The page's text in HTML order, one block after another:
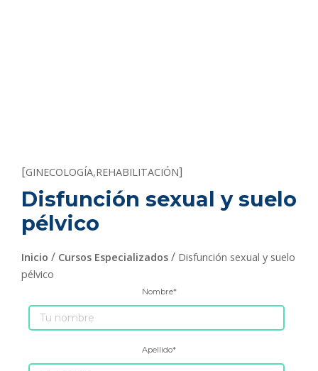
[GINECOLOGÍA,REHABILITACIÓN]
Disfunción sexual y suelo
pélvico
Inicio / Cursos Especializados / Disfunción sexual y suelo
pélvico
Nombre*
Apellido*